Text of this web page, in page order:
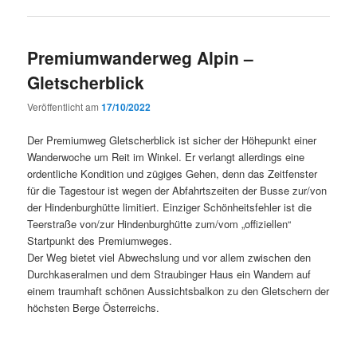
Premiumwanderweg Alpin –
Gletscherblick
Veröffentlicht am17/10/2022
Der Premiumweg Gletscherblick ist sicher der Höhepunkt einer
Wanderwoche um Reit im Winkel. Er verlangt allerdings eine
ordentliche Kondition und zügiges Gehen, denn das Zeitfenster
für die Tagestour ist wegen der Abfahrtszeiten der Busse zur/von
der Hindenburghütte limitiert. Einziger Schönheitsfehler ist die
Teerstraße von/zur Hindenburghütte zum/vom „offiziellen“
Startpunkt des Premiumweges.
Der Weg bietet viel Abwechslung und vor allem zwischen den
Durchkaseralmen und dem Straubinger Haus ein Wandern auf
einem traumhaft schönen Aussichtsbalkon zu den Gletschern der
höchsten Berge Österreichs.